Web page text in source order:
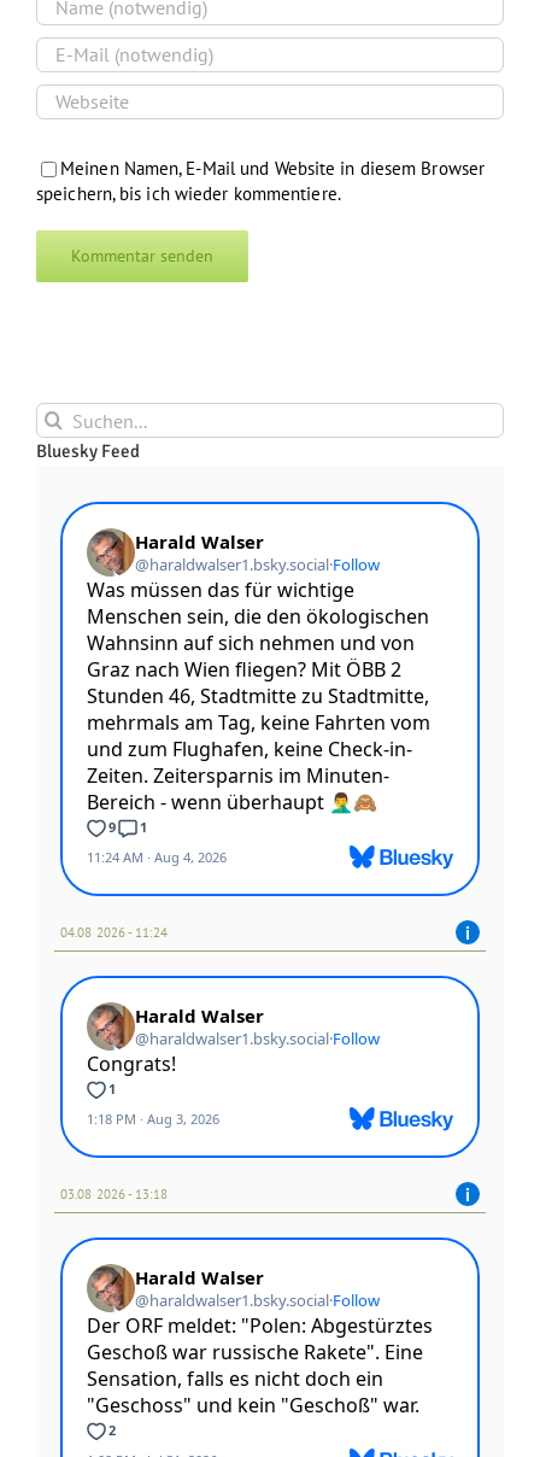
Meinen Namen, E-Mail und Website in diesem Browser
speichern, bis ich wieder kommentiere.
Suche
nach:
Bluesky Feed
04.08 2026 - 11:24
03.08 2026 - 13:18